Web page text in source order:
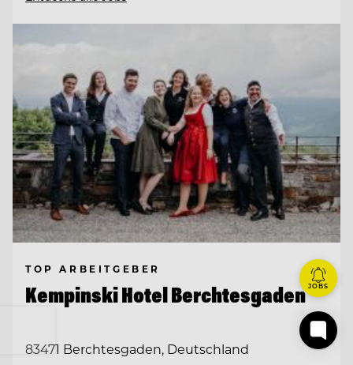
TOP ARBEITGEBER
Kempinski Hotel Berchtesgaden
83471 Berchtesgaden, Deutschland
JOBS